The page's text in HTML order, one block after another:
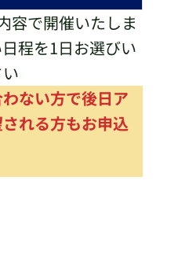
で開催いたしま
程を1日お選びい
ない方で後日ア
れる方もお申込